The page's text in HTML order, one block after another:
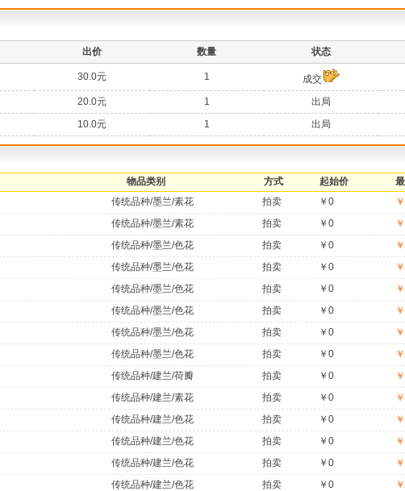
出价 数量 状态
30.0元 1 成交
20.0元 1 出局
10.0元 1 出局
物品类别 方式 起始价
传统品种/墨兰/素花 拍卖 ￥0
传统品种/墨兰/素花 拍卖 ￥0
传统品种/墨兰/色花 拍卖 ￥0
传统品种/墨兰/色花 拍卖 ￥0
传统品种/墨兰/色花 拍卖 ￥0
传统品种/墨兰/色花 拍卖 ￥0
传统品种/墨兰/色花 拍卖 ￥0
传统品种/墨兰/色花 拍卖 ￥0
传统品种/建兰/荷瓣 拍卖 ￥0
传统品种/建兰/素花 拍卖 ￥0
传统品种/建兰/色花 拍卖 ￥0
传统品种/建兰/色花 拍卖 ￥0
传统品种/建兰/色花 拍卖 ￥0
传统品种/建兰/色花 拍卖 ￥0